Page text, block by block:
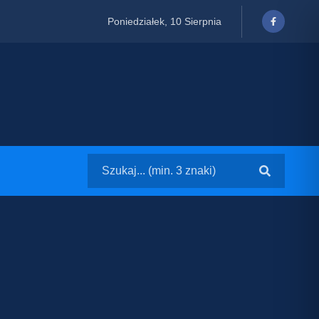
Poniedziałek, 10 Sierpnia